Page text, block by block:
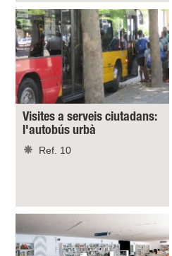
Visites a serveis ciutadans:
l'autobús urbà
Ref. 10